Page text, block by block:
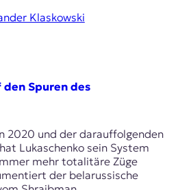
Klaskowski
den Spuren des
2020 und der darauffolgenden
Lukaschenko sein System
mehr totalitäre Züge
der belarussische